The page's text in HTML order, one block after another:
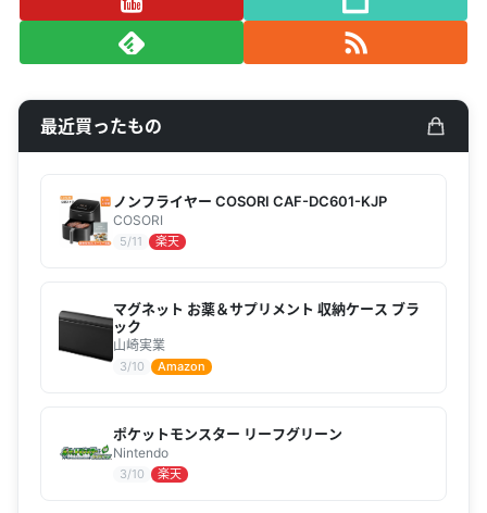
最近買ったもの
ノンフライヤー COSORI CAF-DC601-KJP
COSORI
5/11 楽天
マグネット お薬＆サプリメント 収納ケース ブラ
ック
山崎実業
3/10 Amazon
ポケットモンスター リーフグリーン
Nintendo
3/10 楽天